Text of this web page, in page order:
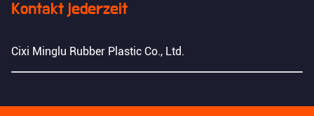
Kontakt jederzeit
Cixi Minglu Rubber Plastic Co., Ltd.